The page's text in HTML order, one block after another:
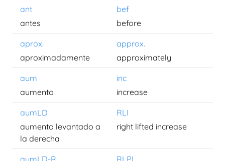
ant
bef
antes
before
aprox.
approx.
aproximadamente
approximately
aum
inc
aumento
increase
aumLD
RLI
aumento levantado a
la derecha
right lifted increase
aumLD-R RLPI